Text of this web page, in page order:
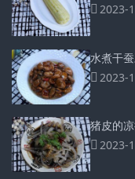
2023-
水煮干
2023-
猪皮的
2023-